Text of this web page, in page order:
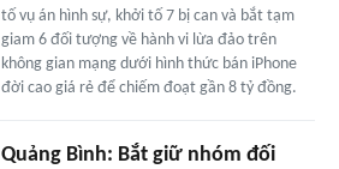
tố vụ án hình sự, khởi tố 7 bị can và bắt tạm
giam 6 đối tượng về hành vi lừa đảo trên
không gian mạng dưới hình thức bán iPhone
đời cao giá rẻ để chiếm đoạt gần 8 tỷ đồng.
Quảng Bình: Bắt giữ nhóm đối